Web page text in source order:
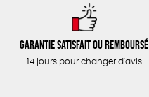
Garantie satisfait ou remboursé
14 jours pour changer d'avis